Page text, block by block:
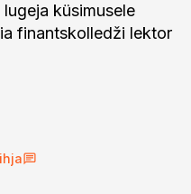
küsimusele
finantskolledži lektor